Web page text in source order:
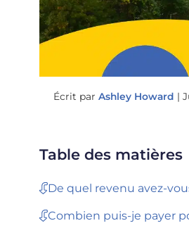
Écrit par Ashley Howard |
Table des matières
De quel revenu avez-
Combien puis-je payer